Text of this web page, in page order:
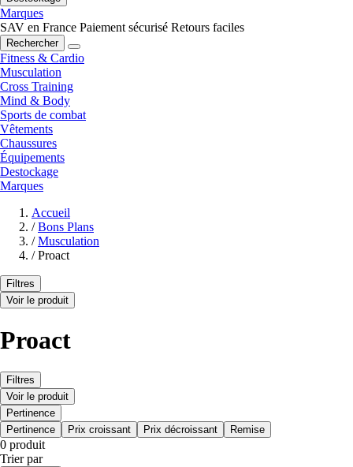
Marques
SAV en France Paiement sécurisé Retours faciles
Rechercher
Fitness & Cardio
Musculation
Cross Training
Mind & Body
Sports de combat
Vêtements
Chaussures
Équipements
Destockage
Marques
Accueil
/ Bons Plans
/ Musculation
/ Proact
Filtres
Voir le produit
Proact
Filtres
Voir le produit
Pertinence
Pertinence
Prix croissant Prix décroissant Remise
0 produit
Trier par